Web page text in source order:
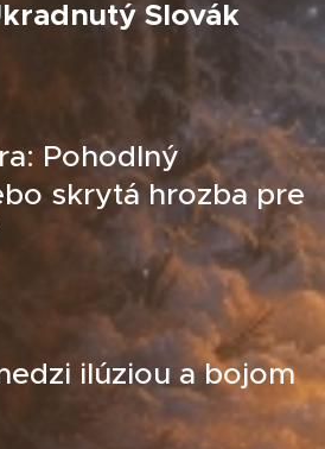
Slovák
Pohodlný
skrytá hrozba pre
ilúziou a bojom